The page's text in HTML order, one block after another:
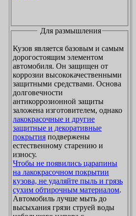
Для размышления
Кузов является базовым и самым
дорогостоящим элементом
автомобиля. Он защищен от
коррозии высококачественными
защитными средствами. Основа
долговечности
антикоррозионной защиты
заложена изготовителем, однако
лакокрасочные и другие
защитные и декоративные
покрытия подвержены
естественному старению и
износу.
Чтобы не появились царапины
на лакокрасочном покрытии
кузова, не удаляйте пыль и грязь
сухим обтирочным материалом.
Автомобиль лучше мыть до
высыхания грязи струей воды